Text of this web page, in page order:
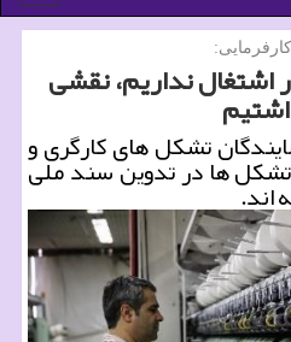
نداریم، نقشی
تشكل های كارگری و
تشكل ها در تدوین سند ملی
اند.